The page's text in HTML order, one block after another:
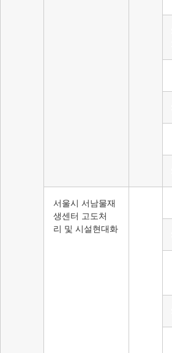
서울시 서남물재
생센터 고도처
리 및 시설현대화